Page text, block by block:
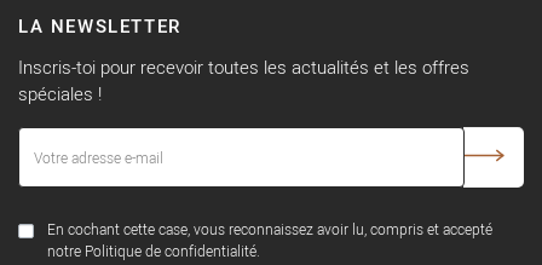
LA NEWSLETTER
Inscris-toi pour recevoir toutes les actualités et les offres
spéciales !
En cochant cette case, vous reconnaissez avoir lu, compris et accepté
notre Politique de confidentialité.